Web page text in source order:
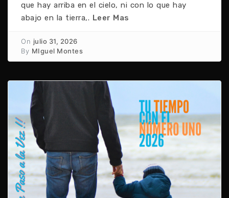
que hay arriba en el cielo, ni con lo que hay
abajo en la tierra,. Leer Mas
On julio 31, 2026
By MIguel Montes